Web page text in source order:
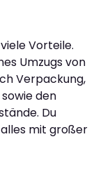
Vorteile.
Umzugs von
Verpackung,
den
Du
mit großer